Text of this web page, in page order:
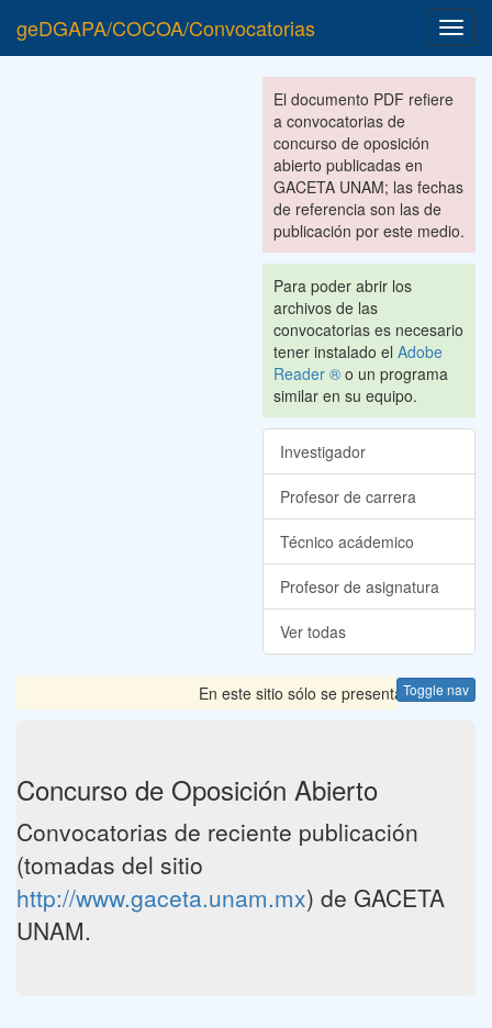
geDGAPA/COCOA/Convocatorias
El documento PDF refiere
a convocatorias de
concurso de oposición
abierto publicadas en
GACETA UNAM; las fechas
de referencia son las de
publicación por este medio.
Para poder abrir los
archivos de las
convocatorias es necesario
tener instalado el Adobe
Reader ® o un programa
similar en su equipo.
Investigador
Profesor de carrera
Técnico acádemico
Profesor de asignatura
Ver todas
Toggle nav
En este sitio sólo se presentan las
Concurso de Oposición Abierto
Convocatorias de reciente publicación
(tomadas del sitio
http://www.gaceta.unam.mx) de GACETA
UNAM.